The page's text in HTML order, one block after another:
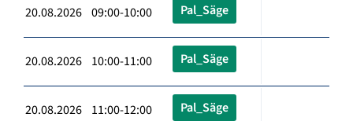
20.08.2026 09:00-10:00 Pal_Säge
20.08.2026 10:00-11:00 Pal_Säge
20.08.2026 11:00-12:00 Pal_Säge